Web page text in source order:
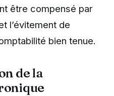
être compensé par
l’évitement de
bien tenue.
de la